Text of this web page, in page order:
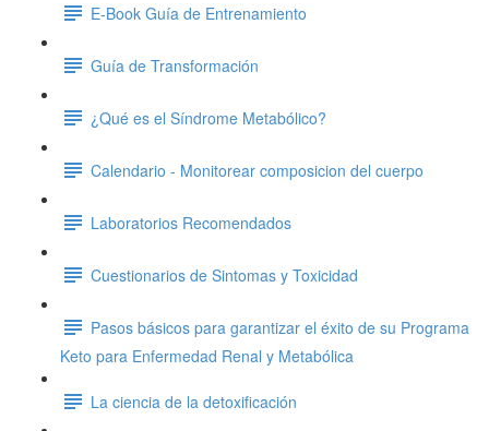
E-Book Guía de Entrenamiento
Guía de Transformación
¿Qué es el Síndrome Metabólico?
Calendario - Monitorear composicion del cuerpo
Laboratorios Recomendados
Cuestionarios de Sintomas y Toxicidad
Pasos básicos para garantizar el éxito de su Programa
Keto para Enfermedad Renal y Metabólica
La ciencia de la detoxificación